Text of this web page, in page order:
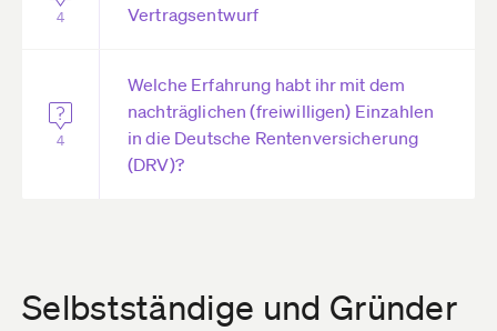
4
Vertragsentwurf
4
Welche Erfahrung habt ihr mit dem
nachträglichen (freiwilligen) Einzahlen
in die Deutsche Rentenversicherung
(DRV)?
Selbstständige und Gründer